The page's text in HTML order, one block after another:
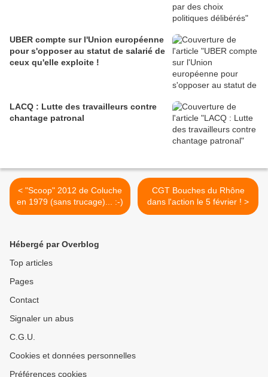
UBER compte sur l'Union européenne
pour s'opposer au statut de salarié de
ceux qu'elle exploite !
LACQ : Lutte des travailleurs contre
chantage patronal
< "Scoop" 2012 de Coluche
en 1979 (sans trucage)... :-)
CGT Bouches du Rhône
dans l'action le 5 février ! >
Hébergé par Overblog
Top articles
Pages
Contact
Signaler un abus
C.G.U.
Cookies et données personnelles
Préférences cookies